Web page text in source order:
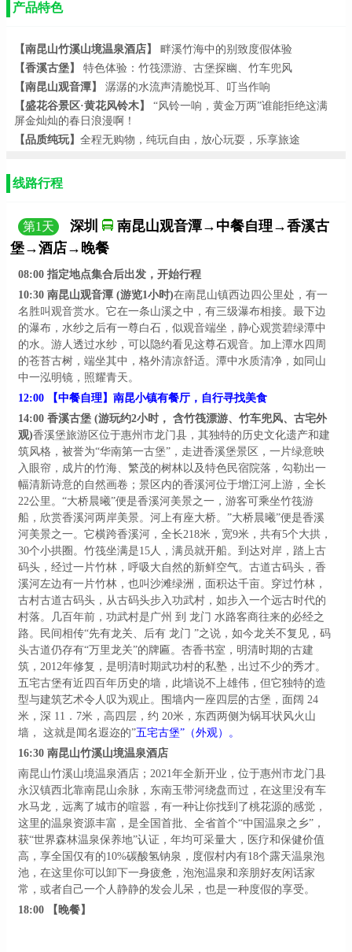
产品特色
【南昆山竹溪山境温泉酒店】
畔溪竹海中的别致度假体验
【香溪古堡】
特色体验：竹筏漂游、古堡探幽、竹车兜风
【南昆山观音潭】
潺潺的水流声清脆悦耳、叮当作响
【盛花谷景区·黄花风铃木】
“风铃一响，黄金万两”谁能拒绝这满
屏金灿灿的春日浪漫啊！
【品质纯玩】 全程无购物，纯玩自由，放心玩耍，乐享旅途
线路行程
第1 天 深圳
南昆山观音潭→中餐自理→香溪古
堡→酒店→晚餐
08:00 指定地点集合后出发，开始行程
10:30 南昆山观音潭 (游览1小时)在南昆山镇西边四公里处，有一
名胜叫观音赏水。它在一条山溪之中，有三级瀑布相接。最下边
的瀑布，水纱之后有一尊白石，似观音端坐，静心观赏碧绿潭中
的水。游人透过水纱，可以隐约看见这尊石观音。加上潭水四周
的苍苔古树，端坐其中，格外清凉舒适。潭中水质清净，如同山
中一泓明镜，照耀青天。
12:00
【中餐自理】 南昆小镇有餐厅，自行寻找美食
14:00 香溪古堡 (游玩约2小时， 含竹筏漂游、竹车兜风、古宅外
观)香溪堡旅游区位于惠州市龙门县，其独特的历史文化遗产和建
筑风格，被誉为“华南第一古堡”，走进香溪堡景区，一片绿意映
入眼帘，成片的竹海、繁茂的树林以及特色民宿院落，勾勒出一
幅清新诗意的自然画卷；景区内的香溪河位于增江河上游，全长
22公里。“大桥晨曦”便是香溪河美景之一，游客可乘坐竹筏游
船，欣赏香溪河两岸美景。河上有座大桥。”大桥晨曦”便是香溪
河美景之一。它横跨香溪河，全长218米，宽9米，共有5个大拱，
30个小拱圈。 竹筏坐满是15人，满员就开船。 到达对岸，踏上古
码头，经过一片竹林，呼吸大自然的新鲜空气。古道古码头，香
溪河左边有一片竹林，也叫沙滩绿洲，面积达千亩。穿过竹林，
古村古道古码头，从古码头步入功武村，如步入一个远古时代的
村落。几百年前，功武村是广州 到 龙门 水路客商往来的必经之
路。民间相传“先有龙关、后有 龙门 ”之说，如今龙关不复见，码
头古道仍存有“万里龙关”的牌匾。 杏香书室，明清时期的古建
筑， 2012年修复，是明清时期武功村的私塾，出过不少的秀才。
五宅古堡有近四百年历史的墙，此墙说不上雄伟，但它独特的造
型与建筑艺术令人叹为观止。围墙内一座四层的古堡，面阔 24
米，深 11．7米，高四层，约 20米，东西两侧为锅耳状风火山
墙， 这就是闻名遐迩的”五宅古堡” （外观）
。
16:30 南昆山竹溪山境温泉酒店
南昆山竹溪山境温泉酒店； 2021年全新开业，位于惠州市龙门县
永汉镇西北靠南昆山余脉，东南玉带河绕盘而过，在这里没有车
水马龙，远离了城市的喧嚣，有一种让你找到了桃花源的感觉，
这里的温泉资源丰富，是全国首批、全省首个“中国温泉之乡”，
获“世界森林温泉保养地”认证，年均可采量大，医疗和保健价值
高，享全国仅有的10%碳酸氢钠泉，度假村内有18个露天温泉泡
池，在这里你可以卸下一身疲惫，泡泡温泉和亲朋好友闲话家
常，或者自己一个人静静的发会儿呆，也是一种度假的享受。
18:00
【晚餐】